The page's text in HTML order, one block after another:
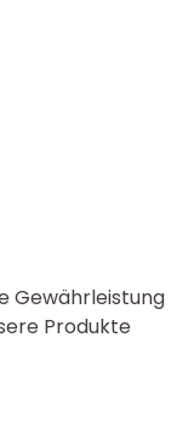
Gewährleistung
Produkte